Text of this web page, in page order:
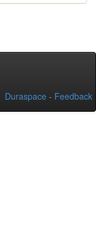
Duraspace - Feedback